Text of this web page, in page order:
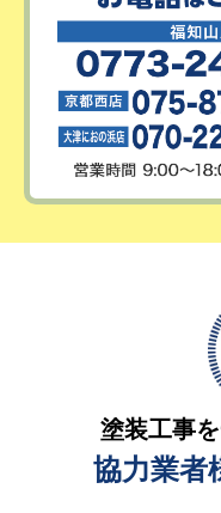
塗装工事
協力業者